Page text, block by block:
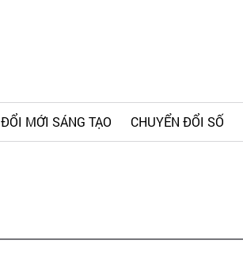
ĐỔI MỚI SÁNG TẠO CHUYỂN ĐỔI SỐ